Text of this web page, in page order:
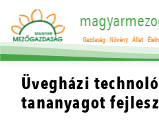
Gazdaság Növény Állat
Üvegházi
tananyagot